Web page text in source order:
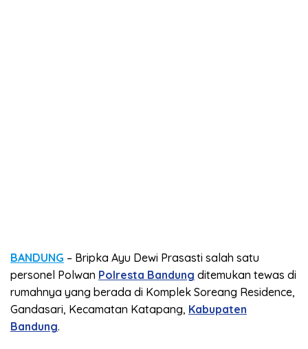
BANDUNG – Bripka Ayu Dewi Prasasti salah satu
personel Polwan Polresta Bandung ditemukan tewas di
rumahnya yang berada di Komplek Soreang Residence,
Gandasari, Kecamatan Katapang, Kabupaten
Bandung.